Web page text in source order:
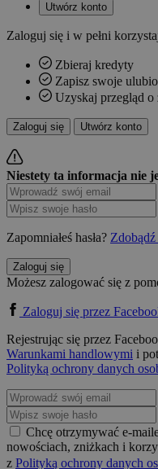
Utwórz konto
Zaloguj się i w pełni
Zbieraj kredyty
Zapisz swoje
Uzyskaj przegląd o
Zaloguj się Utwórz konto
Niestety ta informacja nie
Zapomniałeś hasła?
Zaloguj się
Możesz zalogować się z
Zaloguj się przez
Rejestrując się przez
Warunkami handlowymi i
Polityką ochrony danych
Chcę otrzymywać e-
nowościach, zniżkach i
z Polityką ochrony danych